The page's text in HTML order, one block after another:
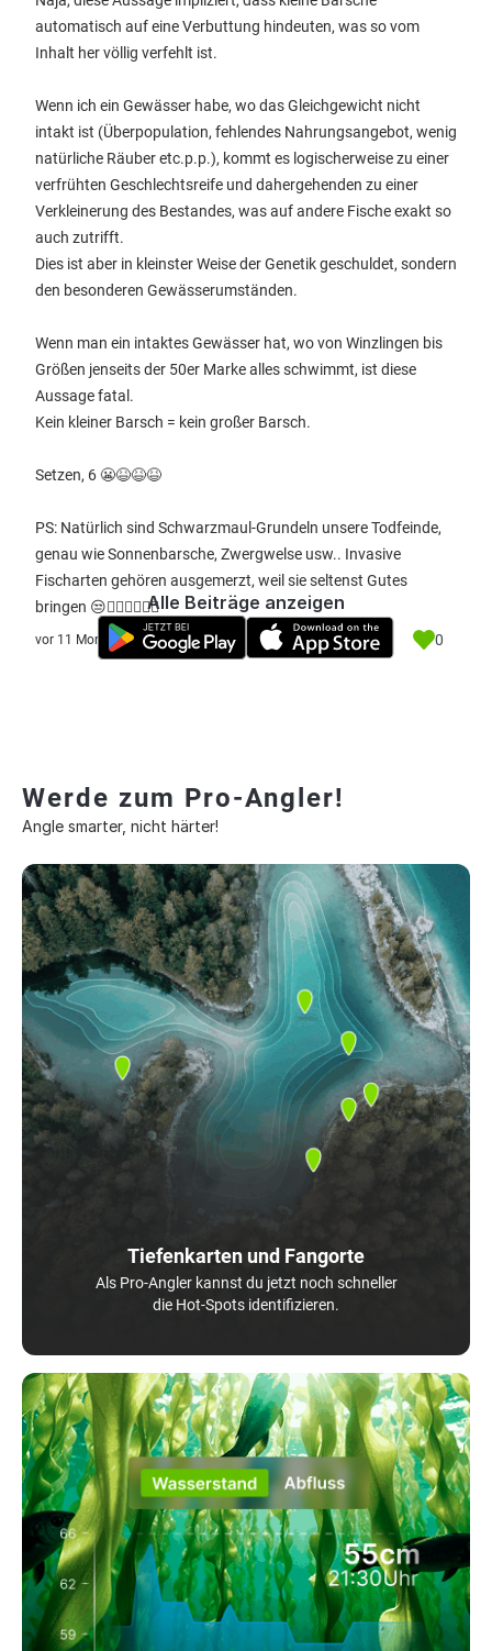
automatisch auf eine Verbuttung hindeuten, was so vom
Inhalt her völlig verfehlt ist.
Wenn ich ein Gewässer habe, wo das Gleichgewicht nicht
intakt ist (Überpopulation, fehlendes Nahrungsangebot, wenig
natürliche Räuber etc.p.p.), kommt es logischerweise zu einer
verfrühten Geschlechtsreife und dahergehenden zu einer
Verkleinerung des Bestandes, was auf andere Fische exakt so
auch zutrifft.
Dies ist aber in kleinster Weise der Genetik geschuldet, sondern
den besonderen Gewässerumständen.
Wenn man ein intaktes Gewässer hat, wo von Winzlingen bis
Größen jenseits der 50er Marke alles schwimmt, ist diese
Aussage fatal.
Kein kleiner Barsch = kein großer Barsch.
Setzen, 6 😬😆😆😆
PS: Natürlich sind Schwarzmaul-Grundeln unsere Todfeinde,
genau wie Sonnenbarsche, Zwergwelse usw.. Invasive
Fischarten gehören ausgemerzt, weil sie seltenst Gutes
bringen 😒🤷🏻‍♂️🤷🏻‍♂️
vor 11 Monate 0
Alle Beiträge anzeigen
Werde zum Pro-Angler!
Angle smarter, nicht härter!
Tiefenkarten und Fangorte
Als Pro-Angler kannst du jetzt noch schneller
die Hot-Spots identifizieren.